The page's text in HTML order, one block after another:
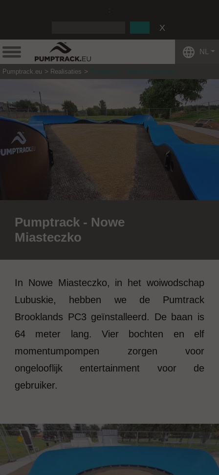
NL
Pumptrack.eu Realisaties Pumptrack - Nowe Miasteczko
Pumptrack - Nowe
Miasteczko
In Nowe Miasteczko, in het woiwodschap
Lubuskie, hebben we de Pumtrack
Brooklands PC3 geïnstalleerd. De baan is
64 meter lang. Vier bochten en elf
momentumpompen zorgen voor
ongelooflijk entertainment voor de
gebruiker.